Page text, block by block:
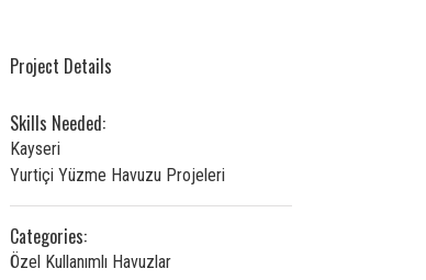
Project Details
Skills Needed:
Kayseri
Yurtiçi Yüzme Havuzu Projeleri
Categories:
Özel Kullanımlı Havuzlar